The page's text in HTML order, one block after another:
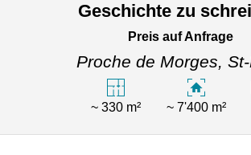
Geschichte zu
Preis auf Anfrage
Proche de Morges,
~ 330 m² ~ 7'400 m²